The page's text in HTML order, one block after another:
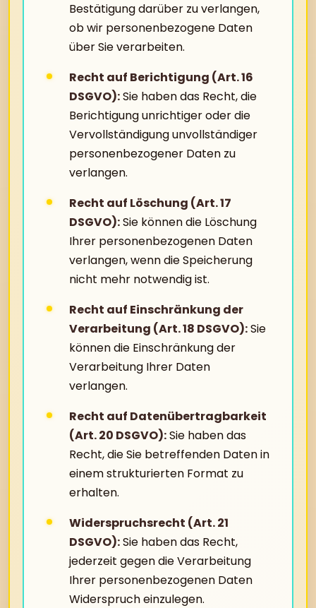
Bestätigung darüber zu verlangen,
ob wir personenbezogene Daten
über Sie verarbeiten.
Recht auf Berichtigung (Art. 16
DSGVO):Sie haben das Recht, die
Berichtigung unrichtiger oder die
Vervollständigung unvollständiger
personenbezogener Daten zu
verlangen.
Recht auf Löschung (Art. 17
DSGVO):Sie können die Löschung
Ihrer personenbezogenen Daten
verlangen, wenn die Speicherung
nicht mehr notwendig ist.
Recht auf Einschränkung der
Verarbeitung (Art. 18 DSGVO):Sie
können die Einschränkung der
Verarbeitung Ihrer Daten
verlangen.
Recht auf Datenübertragbarkeit
(Art. 20 DSGVO):Sie haben das
Recht, die Sie betreffenden Daten in
einem strukturierten Format zu
erhalten.
Widerspruchsrecht (Art. 21
DSGVO):Sie haben das Recht,
jederzeit gegen die Verarbeitung
Ihrer personenbezogenen Daten
Widerspruch einzulegen.